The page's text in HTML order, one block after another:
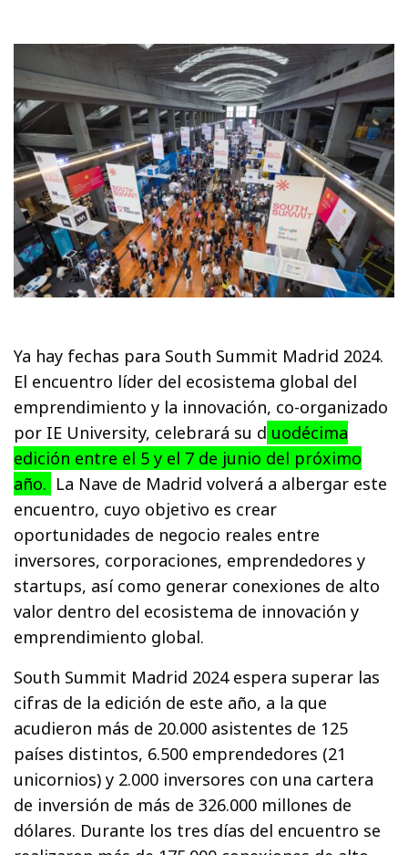
Ya hay fechas para South Summit Madrid 2024.
El encuentro líder del ecosistema global del
emprendimiento y la innovación, co-organizado
por IE University, celebrará su d uodécima
edición entre el 5 y el 7 de junio del próximo
año. La Nave de Madrid volverá a albergar este
encuentro, cuyo objetivo es crear
oportunidades de negocio reales entre
inversores, corporaciones, emprendedores y
startups, así como generar conexiones de alto
valor dentro del ecosistema de innovación y
emprendimiento global.
South Summit Madrid 2024 espera superar las
cifras de la edición de este año, a la que
acudieron más de 20.000 asistentes de 125
países distintos, 6.500 emprendedores (21
unicornios) y 2.000 inversores con una cartera
de inversión de más de 326.000 millones de
dólares. Durante los tres días del encuentro se